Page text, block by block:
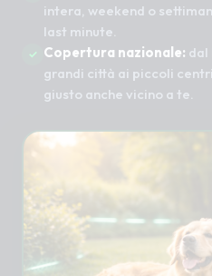
intera, weekend o
last minute.
Copertura nazionale: dal
grandi città ai piccoli
giusto anche vicino a te.